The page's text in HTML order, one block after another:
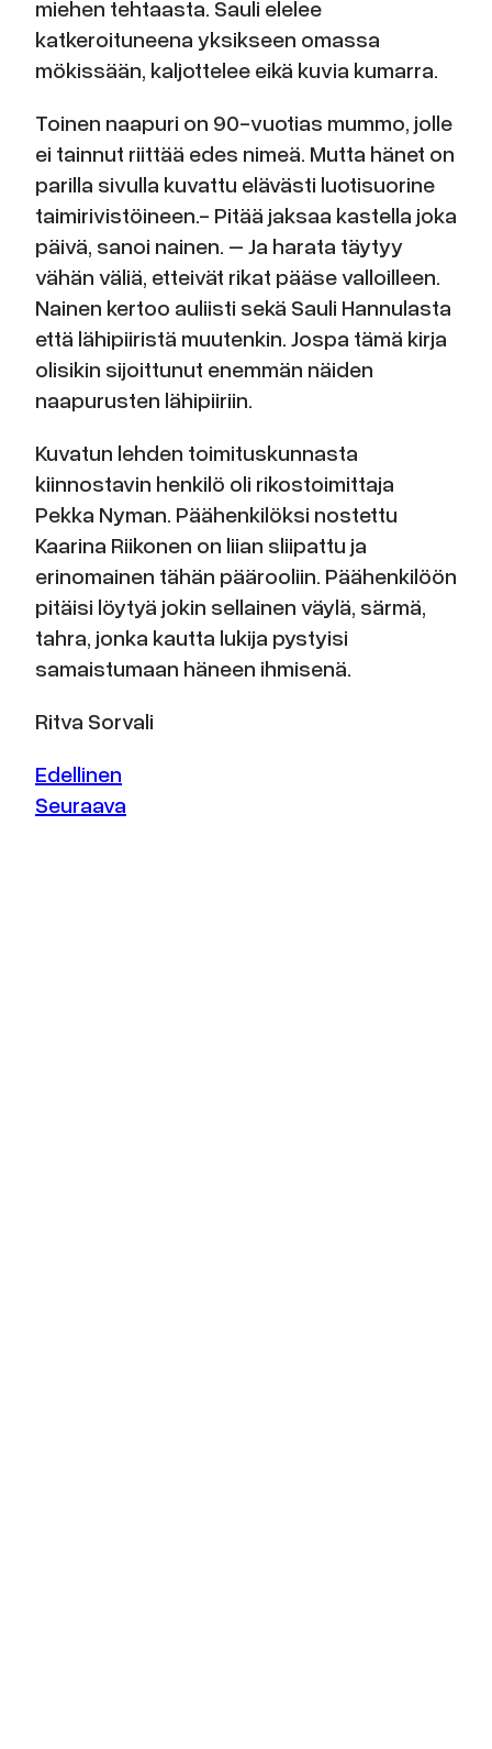
miehen tehtaasta. Sauli elelee
katkeroituneena yksikseen omassa
mökissään, kaljottelee eikä kuvia kumarra.
Toinen naapuri on 90-vuotias mummo, jolle
ei tainnut riittää edes nimeä. Mutta hänet on
parilla sivulla kuvattu elävästi luotisuorine
taimirivistöineen.- Pitää jaksaa kastella joka
päivä, sanoi nainen. – Ja harata täytyy
vähän väliä, etteivät rikat pääse valloilleen.
Nainen kertoo auliisti sekä Sauli Hannulasta
että lähipiiristä muutenkin. Jospa tämä kirja
olisikin sijoittunut enemmän näiden
naapurusten lähipiiriin.
Kuvatun lehden toimituskunnasta
kiinnostavin henkilö oli rikostoimittaja
Pekka Nyman. Päähenkilöksi nostettu
Kaarina Riikonen on liian sliipattu ja
erinomainen tähän päärooliin. Päähenkilöön
pitäisi löytyä jokin sellainen väylä, särmä,
tahra, jonka kautta lukija pystyisi
samaistumaan häneen ihmisenä.
Ritva Sorvali
Edellinen
Seuraava